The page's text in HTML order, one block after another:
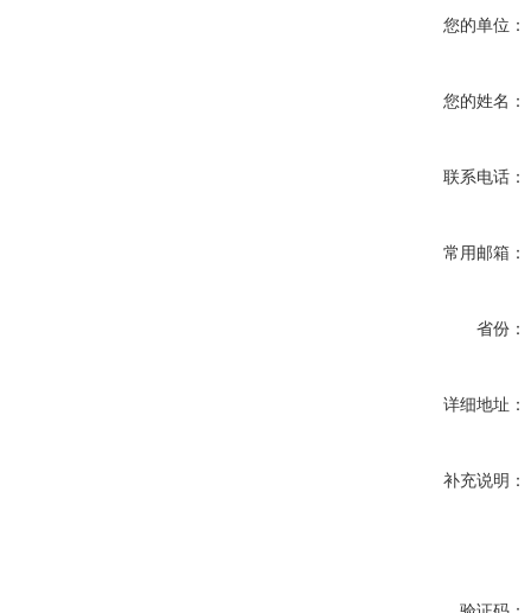
您的单位：
您的姓名：
联系电话：
常用邮箱：
省份：
详细地址：
补充说明：